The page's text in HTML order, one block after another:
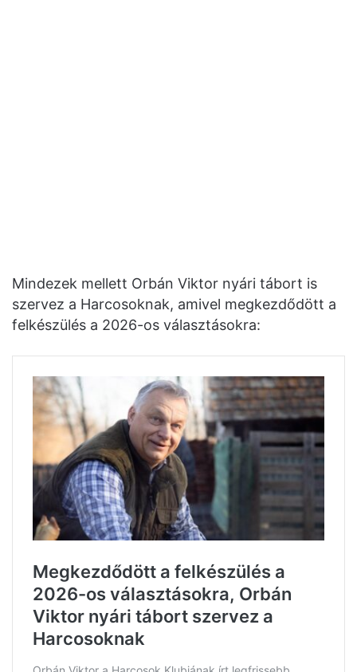
Mindezek mellett Orbán Viktor nyári tábort is
szervez a Harcosoknak, amivel megkezdődött a
felkészülés a 2026-os választásokra: